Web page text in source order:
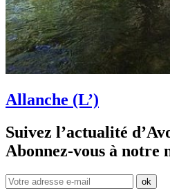
Allanche (L’)
Suivez l’actualité
Abonnez-vous à notre